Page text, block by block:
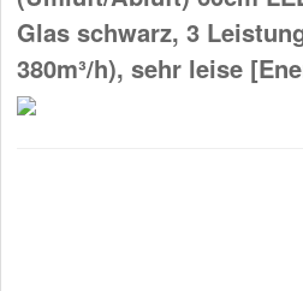
Glas schwarz, 3
380m³/h), sehr leise